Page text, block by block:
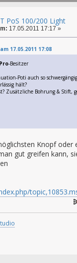
PoS 100/200 Light
17.05.2011 17:17 »
17.05.2011 17:08
Pro-Besitzer
Poti auch so
hält?
Zusätzliche Bohrung & Stift,
Knopf oder
gut greifen kann,